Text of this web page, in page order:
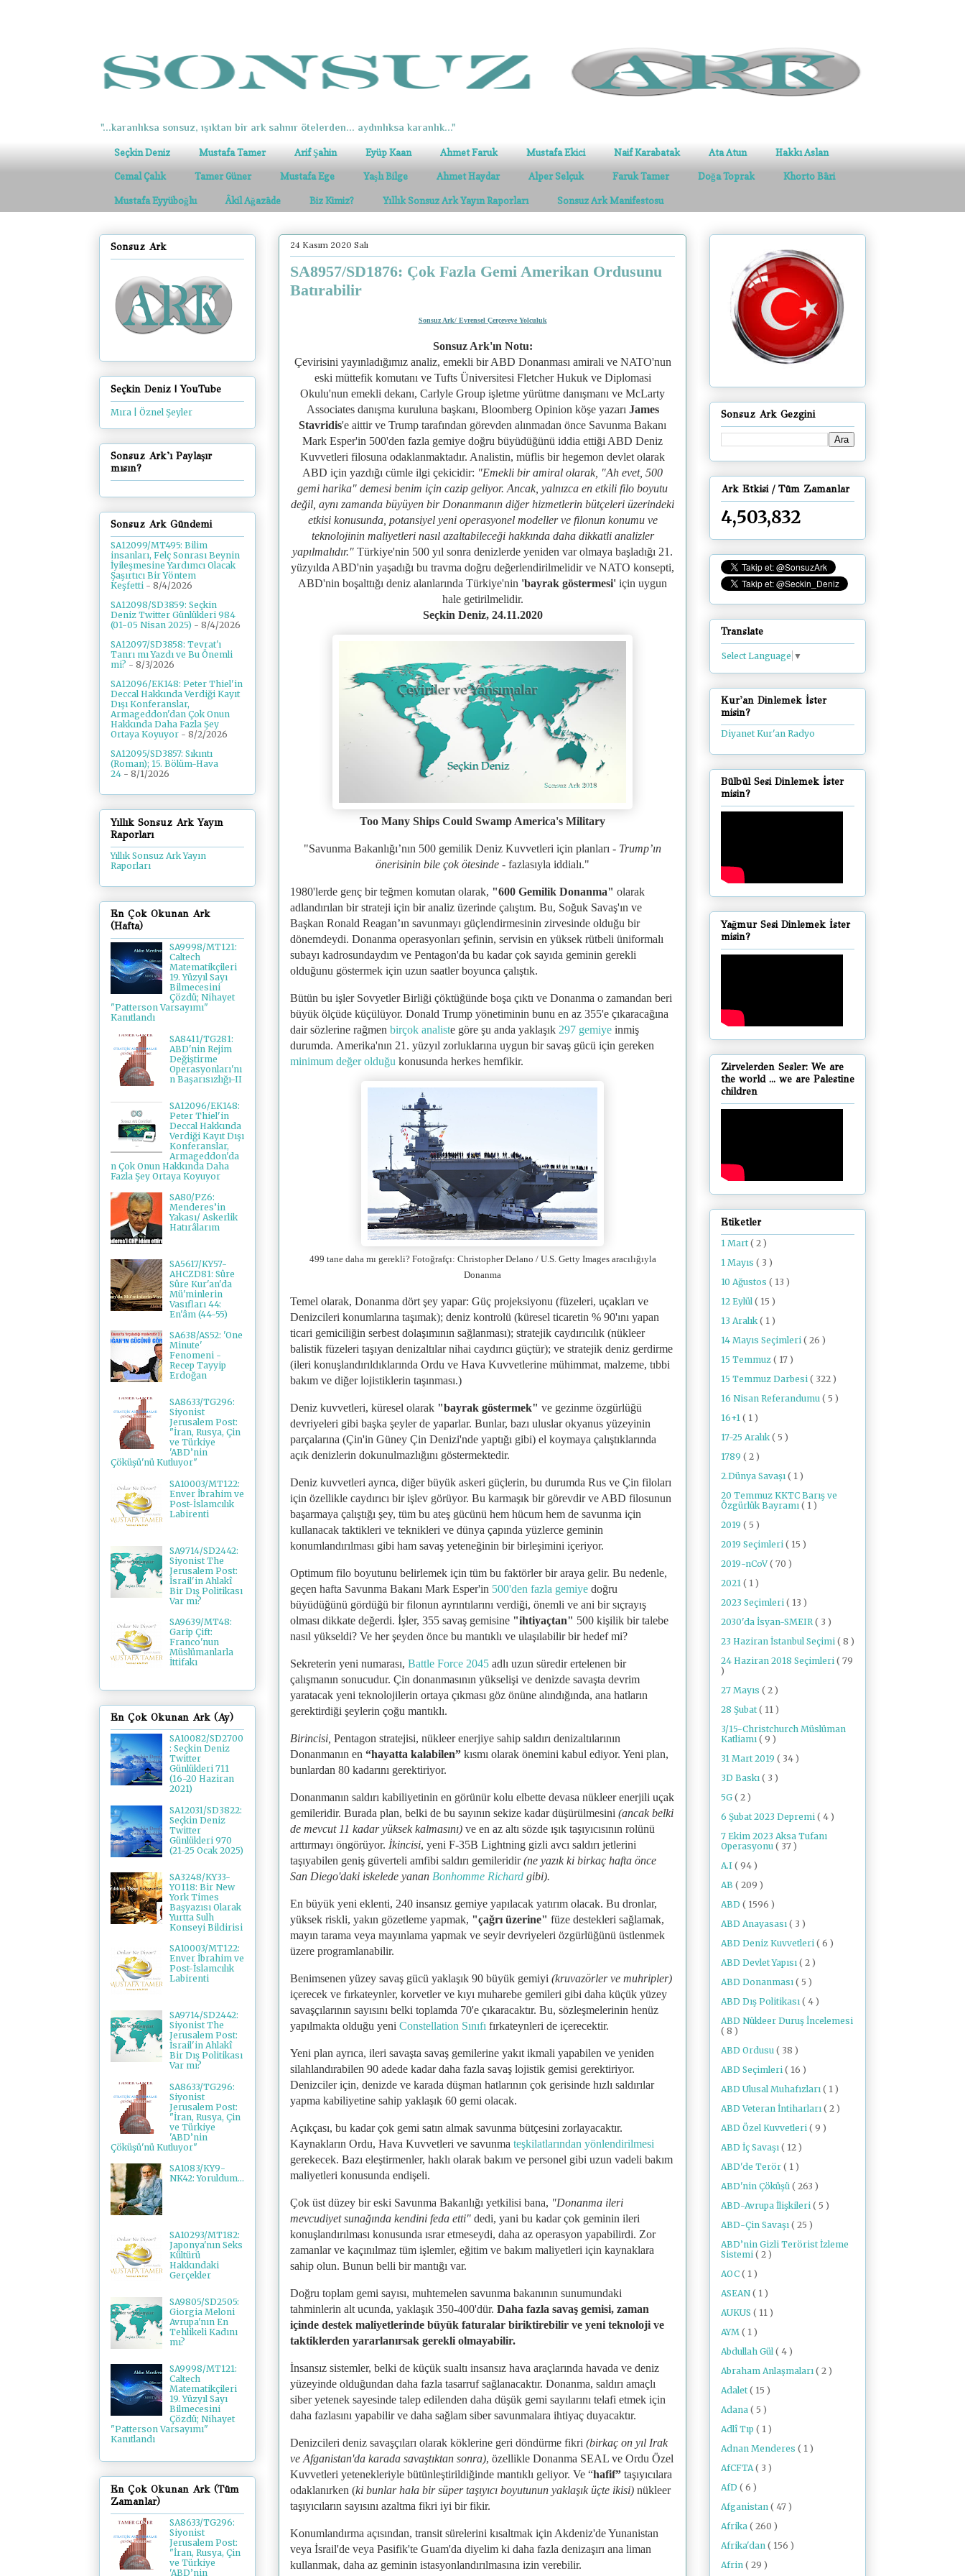
"...karanlıksa sonsuz, ışıktan bir ark salınır ötelerden... aydınlıksa karanlık..."
Seçkin Deniz Mustafa Tamer Arif Şahin Eyüp Kaan Ahmet Faruk Mustafa Ekici Naif Karabatak Ata Atun Hakkı Aslan
Cemal Çalık Tamer Güner Mustafa Ege Yaşlı Bilge Ahmet Haydar Alper Selçuk Faruk Tamer Doğa Toprak Khorto Bâri
Mustafa Eyyüboğlu Âkil Ağazâde Biz Kimiz? Yıllık Sonsuz Ark Yayın Raporları Sonsuz Ark Manifestosu
24 Kasım 2020 Salı
SA8957/SD1876: Çok Fazla Gemi Amerikan Ordusunu
Batırabilir
Sonsuz Ark/ Evrensel Çerçeveye Yolculuk
Sonsuz Ark'ın Notu:
Çevirisini yayınladığımız analiz, emekli bir ABD Donanması amirali ve NATO'nun
eski müttefik komutanı ve Tufts Üniversitesi Fletcher Hukuk ve Diplomasi
Okulu'nun emekli dekanı, Carlyle Group işletme yürütme danışmanı ve McLarty
Associates danışma kuruluna başkanı, Bloomberg Opinion köşe yazarı James
Stavridis'e aittir ve Trump tarafından görevden alınmadan önce Savunma Bakanı
Mark Esper'in 500'den fazla gemiye doğru büyüdüğünü iddia ettiği ABD Deniz
Kuvvetleri filosuna odaklanmaktadır. Analistin, müflis bir hegemon devlet olarak
ABD için yazdığı cümle ilgi çekicidir: "Emekli bir amiral olarak, "Ah evet, 500
gemi harika" demesi benim için cazip geliyor. Ancak, yalnızca en etkili filo boyutu
değil, aynı zamanda büyüyen bir Donanmanın diğer hizmetlerin bütçeleri üzerindeki
etkisi konusunda, potansiyel yeni operasyonel modeller ve filonun konumu ve
teknolojinin maliyetleri nasıl azaltabileceği hakkında daha dikkatli analizler
yapılmalıdır." Türkiye'nin 500 yıl sonra denizlerde yeniden var olmaya başladığı 21.
yüzyılda ABD'nin yaşadığı bu travma doğru değerlendirilmelidir ve NATO konsepti,
ABD'nin boşalttığı deniz alanlarında Türkiye'nin 'bayrak göstermesi' için uygun
hale getirilmelidir.
Seçkin Deniz, 24.11.2020
Too Many Ships Could Swamp America's Military
"Savunma Bakanlığı’nın 500 gemilik Deniz Kuvvetleri için planları - Trump’ın
önerisinin bile çok ötesinde - fazlasıyla iddialı."
1980'lerde genç bir teğmen komutan olarak, "600 Gemilik Donanma" olarak
adlandırılan bir strateji için bir analiz üzerinde çalıştım. Bu, Soğuk Savaş'ın ve
Başkan Ronald Reagan’ın savunmayı güçlendirmesinin zirvesinde olduğu bir
dönemdeydi. Donanma operasyonları şefinin, servisin en yüksek rütbeli üniformalı
subayı kadrosundaydım ve Pentagon'da bu kadar çok sayıda geminin gerekli
olduğunu göstermek için uzun saatler boyunca çalıştık.
Bütün bu işler Sovyetler Birliği çöktüğünde boşa çıktı ve Donanma o zamandan beri
büyük ölçüde küçülüyor. Donald Trump yönetiminin bunu en az 355'e çıkaracağına
dair sözlerine rağmen birçok analiste göre şu anda yaklaşık 297 gemiye inmiş
durumda. Amerika'nın 21. yüzyıl zorluklarına uygun bir savaş gücü için gereken
minimum değer olduğu konusunda herkes hemfikir.
499 tane daha mı gerekli? Fotoğrafçı: Christopher Delano / U.S. Getty Images aracılığıyla
Donanma
Temel olarak, Donanma dört şey yapar: Güç projeksiyonu (füzeleri, uçakları ve
Denizcileri konumlarına taşımak); deniz kontrolü (küresel ticaretin % 90'ını yapan
ticari gemiciliğin serbest dolaşımının sağlanması); stratejik caydırıcılık (nükleer
balistik füzeleri taşıyan denizaltılar nihai caydırıcı güçtür); ve stratejik deniz gerdirme
(ileri konuşlandırıldıklarında Ordu ve Hava Kuvvetlerine mühimmat, malzeme, tıbbi
bakım ve diğer lojistiklerin taşınması.)
Deniz kuvvetleri, küresel olarak "bayrak göstermek" ve gezinme özgürlüğü
devriyeleri gibi başka şeyler de yaparlar. Bunlar, bazı uluslar okyanus yüzeyinin
parçalarına (Çin'in Güney Çin Denizi'nde yaptığı gibi) el koymaya çalıştıklarında
açık denizlerin dokunulmazlığını göstermektedir.
Deniz kuvvetleri ayrıca, diğer büyük askeri güçlerin, bu durumda Rus ve Çin filoları
için özellikle caydırıcı bir işlev görüyor. Bu karmaşık bir görevdir ve ABD filosunun
başarmaya çalıştığı şey, tüm bu ateş gücünü hem hücum hem de savunma için
kullanacak taktikleri ve teknikleri ve dünya çapında yüzlerce geminin
konumlandırılması gibi ham savaş yeteneğinin bir birleşimini içeriyor.
Optimum filo boyutunu belirlemek için tüm bu faktörler bir araya gelir. Bu nedenle,
geçen hafta Savunma Bakanı Mark Esper'in 500'den fazla gemiye doğru
büyüdüğünü gördüğü bir filonun ayrıntılarını verdiği, önemli ve ani bir sıçrayış
olması dikkate değerdi. İşler, 355 savaş gemisine "ihtiyaçtan" ​​500 kişilik bir talebe
nasıl yükseldi? Ve her şeyden önce bu mantıklı ve ulaşılabilir bir hedef mi?
Sekreterin yeni numarası, Battle Force 2045 adlı uzun süredir ertelenen bir
çalışmanın sonucudur. Çin donanmasının yükselişi ve denizde savaşta devrim
yaratacak yeni teknolojilerin ortaya çıkması göz önüne alındığında, ana hatların
gerektirdiği şeylerin çoğu mantıklı.
Birincisi, Pentagon stratejisi, nükleer enerjiye sahip saldırı denizaltılarının
Donanmanın en “hayatta kalabilen” kısmı olarak önemini kabul ediyor. Yeni plan,
bunlardan 80 kadarını gerektiriyor.
Donanmanın saldırı kabiliyetinin en görünür kolu elbette devasa nükleer enerjili uçak
gemileridir. Burada plan, belki de bu sayının sekize kadar düşürülmesini (ancak belki
de mevcut 11 kadar yüksek kalmasını) ve en az altı sözde ışık taşıyıcısının rolünü
arttırmayı öngörüyor. İkincisi, yeni F-35B Lightning gizli avcı saldırı jetlerini
taşıyabilen geniş güverteli amfibi saldırı gemileridir(ne yazık ki birkaç hafta önce
San Diego'daki iskelede yanan Bonhomme Richard gibi).
En büyük yeni eklenti, 240 insansız gemiye yapılacak yatırım olacak. Bu dronlar,
yüksek riskli, yakın gözetleme yapmak, "çağrı üzerine" füze destekleri sağlamak,
mayın tarama veya mayınlama yapmak ve seyir devriyeleri özgürlüğünü üstlenmek
üzere programlanabilir.
Benimsenen yüzey savaş gücü yaklaşık 90 büyük gemiyi (kruvazörler ve muhripler)
içerecek ve fırkateynler, korvetler ve kıyı muharebe gemileri gibi daha küçük yüzey
savaşçılarının sayısını belki toplamda 70'e çıkaracaktır. Bu, sözleşmelerinin henüz
yapılmakta olduğu yeni Constellation Sınıfı fırkateynleri de içerecektir.
Yeni plan ayrıca, ileri savaşta savaş gemilerine yakıt ikmali yapabilen ve yeniden
silahlandırabilen 90 adede kadar daha fazla savaş lojistik gemisi gerektiriyor.
Denizciler için, denizde ve karada düşman hatlarının çok gerisinde hızlı saldırılar
yapma kabiliyetine sahip yaklaşık 60 gemi olacak.
Açıkçası, bu kadar çok gemi satın almak savunma bütçesini zorlayacaktır.
Kaynakların Ordu, Hava Kuvvetleri ve savunma teşkilatlarından yönlendirilmesi
gerekecek. Bazı eleştirmenler, haklı olarak bakım ve personel gibi uzun vadeli bakım
maliyetleri konusunda endişeli.
Çok üst düzey bir eski Savunma Bakanlığı yetkilisi bana, "Donanma ileri
mevcudiyet sunağında kendini feda etti" dedi, yani bu kadar çok geminin ileri
konuşlandırılması konusunda ısrar etmeseydi, daha az operasyon yapabilirdi. Zor
zamanlar ve kaçınılmaz tüm işlemler, eğitim ve bakım maliyetleri için kaynaklara
sahip olun. Bunun belli bir mantığı var.
Doğru toplam gemi sayısı, muhtemelen savunma bakanının sunumundaki
tahminlerin alt ucunda, yaklaşık 350-400'dür. Daha fazla savaş gemisi, zaman
içinde destek maliyetlerinde büyük faturalar biriktirebilir ve yeni teknoloji ve
taktiklerden yararlanırsak gerekli olmayabilir.
İnsansız sistemler, belki de küçük sualtı insansız hava araçlarında havada ve deniz
yüzeyinde olduğundan daha fazla tasarruf sağlanacaktır. Donanma, saldırı amaçlı
siber yetenek sayesinde talep edilenden daha düşük gemi sayılarını telafi etmek için
daha fazlasını yapabilir ve daha sağlam siber savunmalara ihtiyaç duyacaktır.
Denizcileri deniz savaşçıları olarak köklerine geri döndürme fikri (birkaç on yıl Irak
ve Afganistan'da karada savaştıktan sonra), özellikle Donanma SEAL ve Ordu Özel
Kuvvetleri yetenekleriyle bütünleştirildiğinde mantıklı geliyor. Ve “hafif” taşıyıcılara
odaklanırken (ki bunlar hala bir süper taşıyıcı boyutunun yaklaşık üçte ikisi) nükleer
taşıyıcıların sayısını azaltma fikri iyi bir fikir.
Konumlandırma açısından, transit sürelerini kısaltmak için Akdeniz'de Yunanistan
veya İsrail'de veya Pasifik'te Guam'da diyelim ki daha fazla denizaşırı ana liman
kullanmak, daha az geminin istasyonlandırılmasına izin verebilir.
Sonsuz Ark
Seçkin Deniz | YouTube
Mıra | Öznel Şeyler
Sonsuz Ark'ı Paylaşır
mısın?
Sonsuz Ark Gündemi
SA12099/MT495: Bilim
insanları, Felç Sonrası Beynin
İyileşmesine Yardımcı Olacak
Şaşırtıcı Bir Yöntem
Keşfetti - 8/4/2026
SA12098/SD3859: Seçkin
Deniz Twitter Günlükleri 984
(01-05 Nisan 2025) - 8/4/2026
SA12097/SD3858: Tevrat'ı
Tanrı mı Yazdı ve Bu Önemli
mi? - 8/3/2026
SA12096/EK148: Peter Thiel'in
Deccal Hakkında Verdiği Kayıt
Dışı Konferanslar,
Armageddon'dan Çok Onun
Hakkında Daha Fazla Şey
Ortaya Koyuyor - 8/2/2026
SA12095/SD3857: Sıkıntı
(Roman); 15. Bölüm-Hava
24 - 8/1/2026
Yıllık Sonsuz Ark Yayın
Raporları
Yıllık Sonsuz Ark Yayın
Raporları
En Çok Okunan Ark
(Hafta)
SA9998/MT121:
Caltech
Matematikçileri
19. Yüzyıl Sayı
Bilmecesini
Çözdü; Nihayet
"Patterson Varsayımı"
Kanıtlandı
SA8411/TG281:
ABD'nin Rejim
Değiştirme
Operasyonları'nı
n Başarısızlığı-II
SA12096/EK148:
Peter Thiel'in
Deccal Hakkında
Verdiği Kayıt Dışı
Konferanslar,
Armageddon'da
n Çok Onun Hakkında Daha
Fazla Şey Ortaya Koyuyor
SA80/PZ6:
Menderes’in
Yakası/ Askerlik
Hatırâlarım
SA5617/KY57-
AHCZD81: Sûre
Sûre Kur'an'da
Mü'minlerin
Vasıfları 44:
En'âm (44-55)
SA638/AS52: 'One
Minute'
Fenomeni -
Recep Tayyip
Erdoğan
SA8633/TG296:
Siyonist
Jerusalem Post:
"İran, Rusya, Çin
ve Türkiye
'ABD’nin
Çöküşü'nü Kutluyor"
SA10003/MT122:
Enver İbrahim ve
Post-İslamcılık
Labirenti
SA9714/SD2442:
Siyonist The
Jerusalem Post:
İsrail'in Ahlakî
Bir Dış Politikası
Var mı?
SA9639/MT48:
Garip Çift:
Franco'nun
Müslümanlarla
İttifakı
En Çok Okunan Ark (Ay)
SA10082/SD2700
: Seçkin Deniz
Twitter
Günlükleri 711
(16-20 Haziran
2021)
SA12031/SD3822:
Seçkin Deniz
Twitter
Günlükleri 970
(21-25 Ocak 2025)
SA3248/KY33-
YO118: Bir New
York Times
Başyazısı Olarak
Yurtta Sulh
Konseyi Bildirisi
SA10003/MT122:
Enver İbrahim ve
Post-İslamcılık
Labirenti
SA9714/SD2442:
Siyonist The
Jerusalem Post:
İsrail'in Ahlakî
Bir Dış Politikası
Var mı?
SA8633/TG296:
Siyonist
Jerusalem Post:
"İran, Rusya, Çin
ve Türkiye
'ABD’nin
Çöküşü'nü Kutluyor"
SA1083/KY9-
NK42: Yoruldum...
SA10293/MT182:
Japonya'nın Seks
Kültürü
Hakkındaki
Gerçekler
SA9805/SD2505:
Giorgia Meloni
Avrupa'nın En
Tehlikeli Kadını
mı?
SA9998/MT121:
Caltech
Matematikçileri
19. Yüzyıl Sayı
Bilmecesini
Çözdü; Nihayet
"Patterson Varsayımı"
Kanıtlandı
En Çok Okunan Ark (Tüm
Zamanlar)
SA8633/TG296:
Siyonist
Jerusalem Post:
"İran, Rusya, Çin
ve Türkiye
'ABD’nin
Sonsuz Ark Gezgini
Ark Etkisi / Tüm Zamanlar
4,503,832
Translate
Select Language ▼
Kur'an Dinlemek İster
misin?
Diyanet Kur'an Radyo
Bülbül Sesi Dinlemek İster
misin?
Yağmur Sesi Dinlemek İster
misin?
Zirvelerden Sesler: We are
the world ... we are Palestine
children
Etiketler
1 Mart ( 2 )
1 Mayıs ( 3 )
10 Ağustos ( 13 )
12 Eylül ( 15 )
13 Aralık ( 1 )
14 Mayıs Seçimleri ( 26 )
15 Temmuz ( 17 )
15 Temmuz Darbesi ( 322 )
16 Nisan Referandumu ( 5 )
16+1 ( 1 )
17-25 Aralık ( 5 )
1789 ( 2 )
2.Dünya Savaşı ( 1 )
20 Temmuz KKTC Barış ve
Özgürlük Bayramı ( 1 )
2019 ( 5 )
2019 Seçimleri ( 15 )
2019-nCoV( 70 )
2021 ( 1 )
2023 Seçimleri ( 13 )
2030'da İsyan-SMEIR ( 3 )
23 Haziran İstanbul Seçimi ( 8 )
24 Haziran 2018 Seçimleri ( 79
)
27 Mayıs ( 2 )
28 Şubat ( 11 )
3/15-Christchurch Müslüman
Katliamı ( 9 )
31 Mart 2019 ( 34 )
3D Baskı ( 3 )
5G ( 2 )
6 Şubat 2023 Depremi ( 4 )
7 Ekim 2023 Aksa Tufanı
Operasyonu ( 37 )
A.I ( 94 )
AB ( 209 )
ABD ( 1596 )
ABD Anayasası ( 3 )
ABD Deniz Kuvvetleri ( 6 )
ABD Devlet Yapısı ( 2 )
ABD Donanması ( 5 )
ABD Dış Politikası ( 4 )
ABD Nükleer Duruş İncelemesi
( 8 )
ABD Ordusu ( 38 )
ABD Seçimleri ( 16 )
ABD Ulusal Muhafızları ( 1 )
ABD Veteran İntiharları ( 2 )
ABD Özel Kuvvetleri ( 9 )
ABD İç Savaşı ( 12 )
ABD'de Terör ( 1 )
ABD'nin Çöküşü ( 263 )
ABD-Avrupa İlişkileri ( 5 )
ABD-Çin Savaşı ( 25 )
ABD’nin Gizli Terörist İzleme
Sistemi ( 2 )
AOC ( 1 )
ASEAN ( 1 )
AUKUS ( 11 )
AYM ( 1 )
Abdullah Gül ( 4 )
Abraham Anlaşmaları ( 2 )
Adalet ( 15 )
Adana ( 5 )
Adlî Tıp ( 1 )
Adnan Menderes ( 1 )
AfCFTA ( 3 )
AfD ( 6 )
Afganistan ( 47 )
Afrika ( 260 )
Afrika'dan ( 156 )
Afrin ( 29 )